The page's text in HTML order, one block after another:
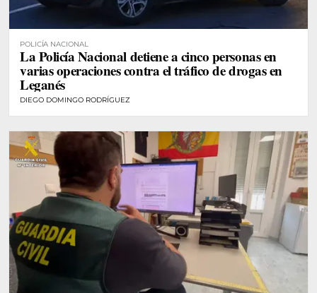
POLICÍA NACIONAL
La Policía Nacional detiene a cinco personas en
varias operaciones contra el tráfico de drogas en
Leganés
DIEGO DOMINGO RODRÍGUEZ